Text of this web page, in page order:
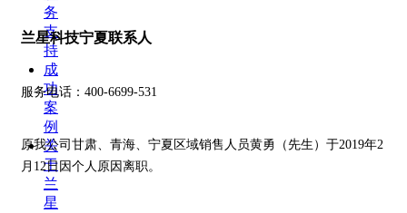
务
支
持
成
功
案
例
关
于
兰
星
兰星科技宁夏联系人
服务电话：400-6699-531
原我公司甘肃、青海、宁夏区域销售人员黄勇（先生）于2019年2
月12日因个人原因离职。